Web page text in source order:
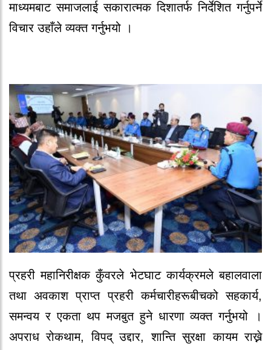
माध्यमबाट समाजलाई सकारात्मक दिशातर्फ निर्देशित गर्नुपर्ने
विचार उहाँले व्यक्त गर्नुभयो ।
प्रहरी महानिरीक्षक कुँवरले भेटघाट कार्यक्रमले बहालवाला
तथा अवकाश प्राप्त प्रहरी कर्मचारीहरूबीचको सहकार्य,
समन्वय र एकता थप मजबुत हुने धारणा व्यक्त गर्नुभयो ।
अपराध रोकथाम, विपद् उद्दार, शान्ति सुरक्षा कायम राख्ने